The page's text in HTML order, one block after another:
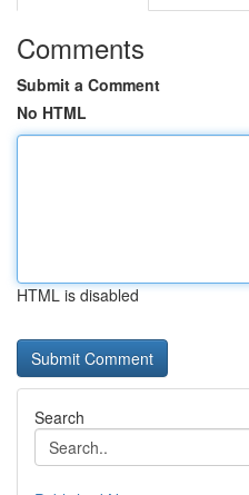
Comments
Submit a Comment
No HTML
HTML is disabled
Search